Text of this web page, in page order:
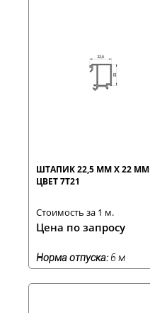
ШТАПИК 22,5 ММ Х 22 ММ
ЦВЕТ 7T21
Стоимость за 1 м.
Цена по запросу
Норма отпуска:6 м